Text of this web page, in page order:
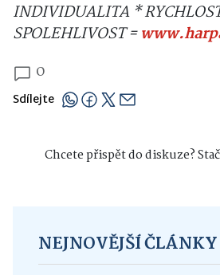
INDIVIDUALITA *
SPOLEHLIVOST =
0
Sdílejte
Chcete přispět do diskuze?
NEJNOVĚJŠÍ ČLÁNKY